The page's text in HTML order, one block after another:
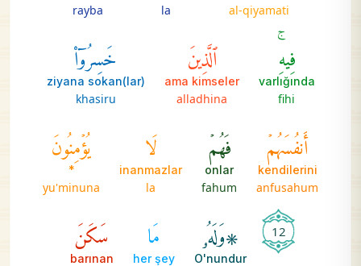
al-qiyamati
la
rayba
فِيهِۚ
varlığında
fihi
ٱلَّذِينَ
ama kimseler
alladhina
خَسِرُوٓاْ
ziyana sokan(lar)
khasiru
أَنفُسَهُمۡ
kendilerini
anfusahum
فَهُمۡ
onlar
fahum
لَا
inanmazlar
la
يُؤۡمِنُونَ
*
yu'minuna
12 ۞وَلَهُۥ
O'nundur
مَا
her şey
سَكَنَ
barınan